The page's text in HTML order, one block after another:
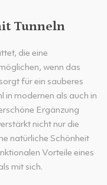
Tunneln
die eine
wenn das
für ein sauberes
in modernen als auch in
Ergänzung
nicht nur die
natürliche Schönheit
Vorteile eines
mit sich.